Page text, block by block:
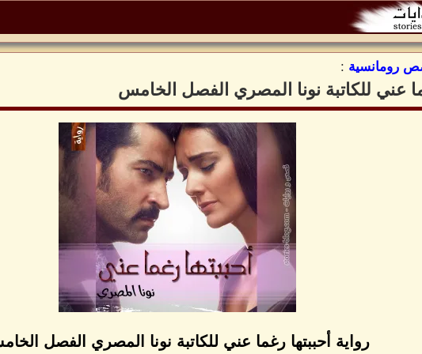
رومانسية :
عني للكاتبة نونا المصري الفصل الخامس
رواية أحببتها رغما عني للكاتبة نونا المصري الفصل